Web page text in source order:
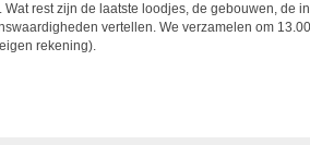
rest zijn de laatste loodjes, de gebouwen, de
vertellen. We verzamelen om
rekening).